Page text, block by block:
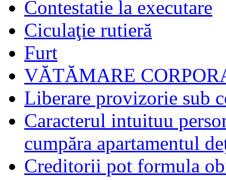
Contestatie la executare
Ciculaţie rutieră
Furt
VĂTĂMARE
Liberare provizorie sub
Caracterul intuituu
cumpăra apartamentul
Creditorii pot formula